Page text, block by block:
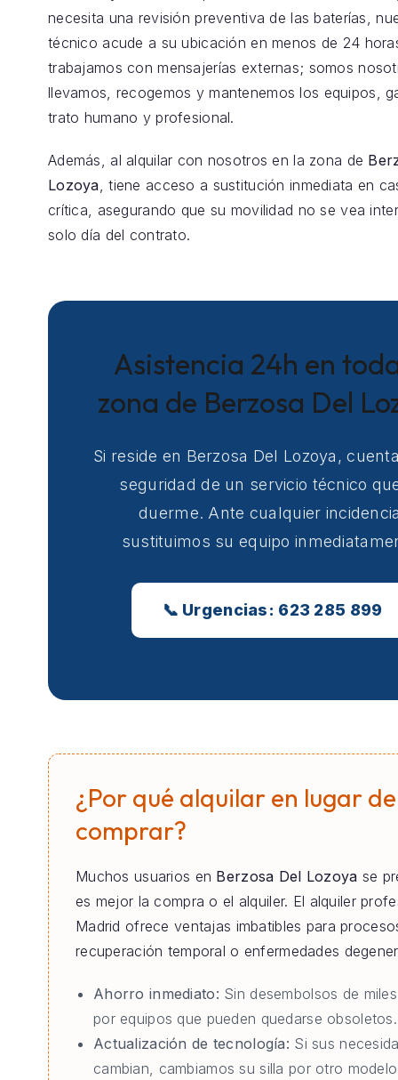
necesita una revisión preventiva de las baterías,
técnico acude a su ubicación en menos de 24
trabajamos con mensajerías externas; somos
llevamos, recogemos y mantenemos los equipos,
trato humano y profesional.
Además, al alquilar con nosotros en la zona de
Lozoya, tiene acceso a sustitución inmediata en
crítica, asegurando que su movilidad no se vea
solo día del contrato.
Asistencia 24h en
zona de Berzosa Del
Si reside en Berzosa Del Lozoya,
seguridad de un servicio técnico
duerme. Ante cualquier
sustituimos su equipo
📞 Urgencias: 623 285 899
¿Por qué alquilar en lugar de
comprar?
Muchos usuarios en Berzosa Del Lozoya se
es mejor la compra o el alquiler. El alquiler
Madrid ofrece ventajas imbatibles para
recuperación temporal o enfermedades
Ahorro inmediato: Sin desembolsos de
por equipos que pueden quedarse obsoletos.
Actualización de tecnología: Si sus
cambian, cambiamos su silla por otro